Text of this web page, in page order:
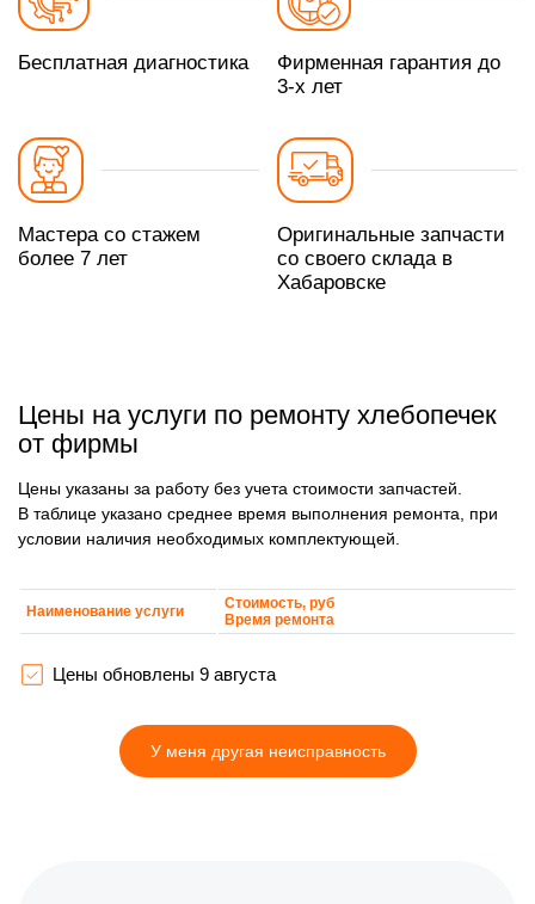
Бесплатная диагностика
Фирменная гарантия до
3-х лет
Мастера со стажем
более 7 лет
Оригинальные запчасти
со своего склада в
Хабаровске
Цены на услуги по ремонту хлебопечек
от фирмы
Цены указаны за работу без учета стоимости запчастей.
В таблице указано среднее время выполнения ремонта, при
условии наличия необходимых комплектующей.
Наименование услуги
Стоимость, руб
Время ремонта
Цены обновлены 9 августа
У меня другая неисправность